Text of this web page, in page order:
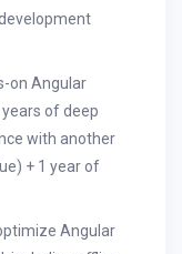
on Angular
of deep
with another
+ 1 year of
Angular